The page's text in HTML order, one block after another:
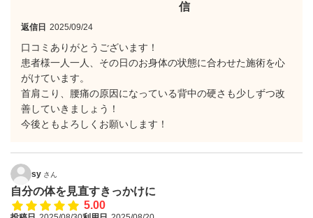
信
返信日 2025/09/24
口コミありがとうございます！
患者様一人一人、その日のお身体の状態に合わせた施術を心
がけています。
首肩こり、腰痛の原因になっている背中の硬さも少しずつ改
善していきましょう！
今後ともよろしくお願いします！
sy さん
自分の体を見直すきっかけに
5.00